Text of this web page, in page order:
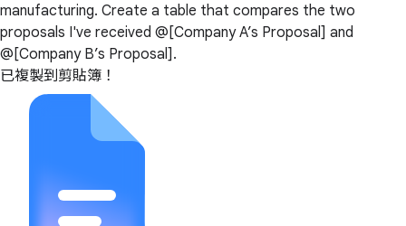
manufacturing. Create a table that compares the two
proposals I've received @[Company A’s Proposal] and
@[Company B’s Proposal].
已複製到剪貼簿！